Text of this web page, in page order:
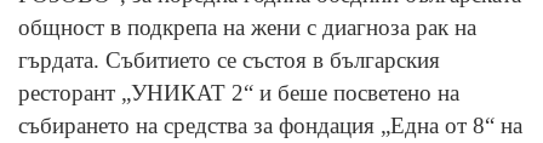
общност в подкрепа на жени с диагноза рак на
гърдата. Събитието се състоя в българския
ресторант „УНИКАТ 2“ и беше посветено на
събирането на средства за фондация „Една от 8“ на